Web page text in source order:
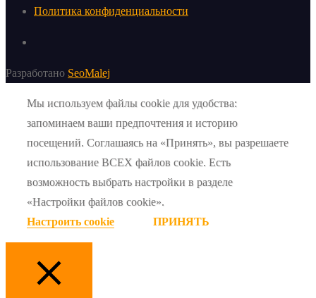
Политика конфиденциальности
Разработано SeoMalej
Мы используем файлы cookie для удобства:
запоминаем ваши предпочтения и историю
посещений. Соглашаясь на «Принять», вы разрешаете
использование ВСЕХ файлов cookie. Есть
возможность выбрать настройки в разделе
«Настройки файлов cookie».
Настроить cookie
ПРИНЯТЬ